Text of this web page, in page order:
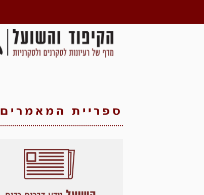
ספריית המאמרים